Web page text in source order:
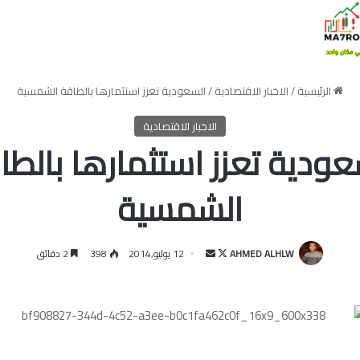
الرئيسية/الاخبار الاقتصادية/السعودية تعزز استثمارها بالطاقة الشمسية
الاخبار الاقتصادية
تعزز استثمارها
الشمسية
AHMED ALHLW
تابعأرسل 12 يوليو,2014 398